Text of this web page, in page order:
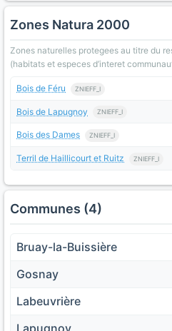
Zones Natura 2000
Zones naturelles protegees au titre du
(habitats et especes d’interet
Bois de Féru ZNIEFF_I
Bois de Lapugnoy ZNIEFF_I
Bois des Dames ZNIEFF_I
Terril de Haillicourt et Ruitz ZNIEFF_I
Communes (4)
Bruay-la-Buissière
Gosnay
Labeuvrière
Lapugnoy